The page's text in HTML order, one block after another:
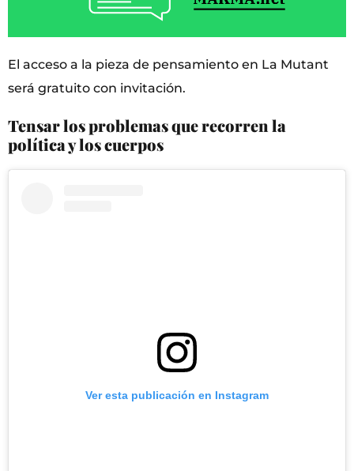
El acceso a la pieza de pensamiento en La Mutant
será gratuito con invitación.
Tensar los problemas que recorren la
política y los cuerpos
Ver esta publicación en Instagram